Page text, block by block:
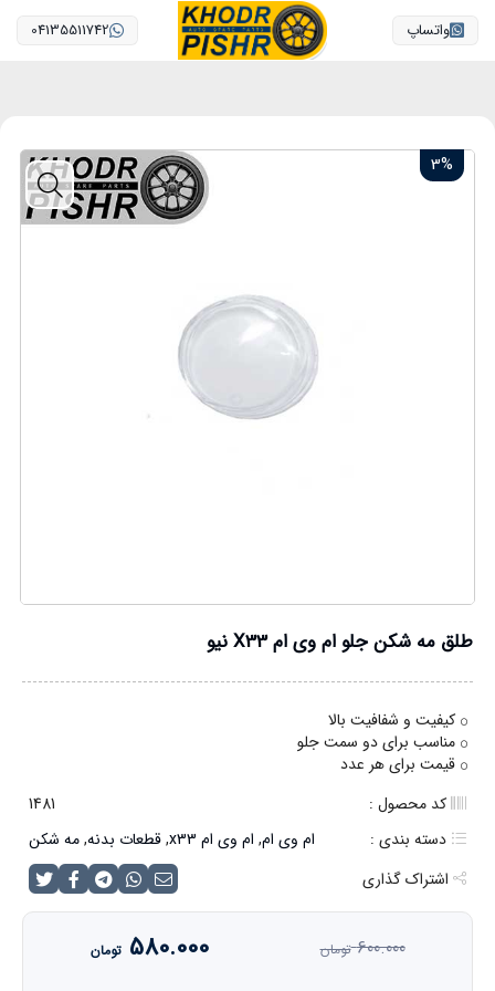
واتساپ 04135511742
3%
طلق مه شکن جلو ام وی ام X33 نیو
کیفیت و شفافیت بالا
مناسب برای دو سمت جلو
قیمت برای هر عدد
کد محصول :
1481
دسته بندی :
ام وی ام, ام وی ام x33 ,قطعات بدنه,مه شکن
اشتراک گذاری
600.000 تومان قیمت580.000 تومان قیمت